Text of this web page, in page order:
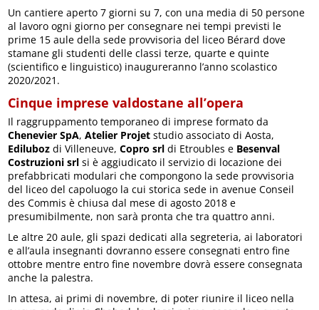
Un cantiere aperto 7 giorni su 7, con una media di 50 persone
al lavoro ogni giorno per consegnare nei tempi previsti le
prime 15 aule della sede provvisoria del liceo Bérard dove
stamane gli studenti delle classi terze, quarte e quinte
(scientifico e linguistico) inaugureranno l’anno scolastico
2020/2021.
Cinque imprese valdostane all’opera
Il raggruppamento temporaneo di imprese formato da
Chenevier SpA,Atelier Projet studio associato di Aosta,
Ediluboz di Villeneuve,Copro srl di Etroubles e Besenval
Costruzioni srl si è aggiudicato il servizio di locazione dei
prefabbricati modulari che compongono la sede provvisoria
del liceo del capoluogo la cui storica sede in avenue Conseil
des Commis è chiusa dal mese di agosto 2018 e
presumibilmente, non sarà pronta che tra quattro anni.
Le altre 20 aule, gli spazi dedicati alla segreteria, ai laboratori
e all’aula insegnanti dovranno essere consegnati entro fine
ottobre mentre entro fine novembre dovrà essere consegnata
anche la palestra.
In attesa, ai primi di novembre, di poter riunire il liceo nella